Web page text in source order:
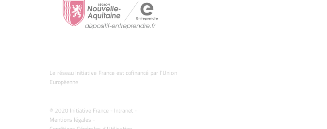
Le réseau Initiative France est cofinancé par l’Union
Européenne
© 2020 Initiative France - Intranet -
Mentions légales -